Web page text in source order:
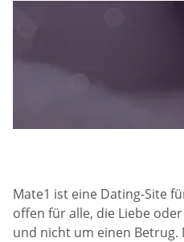
Mate1 ist eine Dating-Site
offen für alle, die Liebe
und nicht um einen